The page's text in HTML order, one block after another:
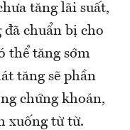
tăng lãi suất,
chuẩn bị cho
thể tăng sớm
tăng sẽ phần
chứng khoán,
xuống từ từ.